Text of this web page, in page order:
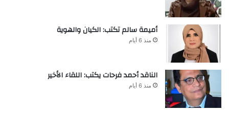
أميمة سالم تكتب: الكيان والهوية
منذ 6 أيام
الناقد أحمد فرحات يكتب: اللقاء الأخير
منذ 6 أيام